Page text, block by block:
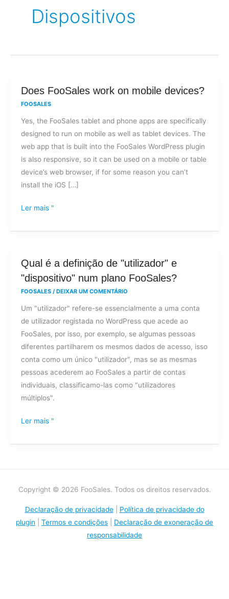
Dispositivos
Does FooSales work on mobile devices?
FOOSALES
Yes, the FooSales tablet and phone apps are specifically
designed to run on mobile as well as tablet devices. The
web app that is built into the FooSales WordPress plugin
is also responsive, so it can be used on a mobile or table
device’s web browser, if for some reason you can’t
install the iOS […]
Does
FooSales
mobile
devices?
Ler mais "
Qual é a definição de "utilizador" e
"dispositivo" num plano FooSales?
FOOSALES / DEIXAR UM COMENTÁRIO
Um "utilizador" refere-se essencialmente a uma conta
de utilizador registada no WordPress que acede ao
FooSales, por isso, por exemplo, se algumas pessoas
diferentes partilharem os mesmos dados de acesso, isso
conta como um único "utilizador", mas se as mesmas
pessoas acederem ao FooSales a partir de contas
individuais, classificamo-las como "utilizadores
múltiplos".
Qual
é
de
"utilizador"
e
"dispositivo"
num
plano
FooSales?
Ler mais "
Copyright © 2026 FooSales. Todos os direitos reservados.
Declaração de privacidade| Política de privacidade do
plugin
Termos e condições
Declaração de exoneração de
responsabilidade